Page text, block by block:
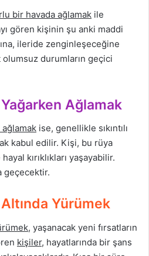
bir havada ağlamak ile
gören kişinin şu anki maddi
ileride zenginleşeceğine
durumların geçici
Ağlamak
ise, genellikle sıkıntılı
kabul edilir. Kişi, bu rüya
kırıklıkları yaşayabilir.
geçecektir.
Yürümek
, yaşanacak yeni fırsatların
kişiler, hayatlarında bir şans